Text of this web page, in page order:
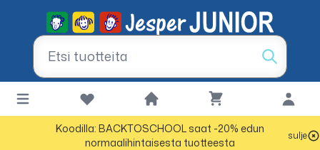
Koodilla: BACKTOSCHOOL saat -20% edun
normaalihintaisesta tuotteesta
sulje